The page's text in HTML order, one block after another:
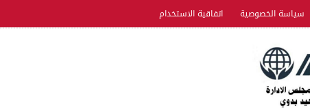
سياسة الخصوصية اتفاقية الاستخدام